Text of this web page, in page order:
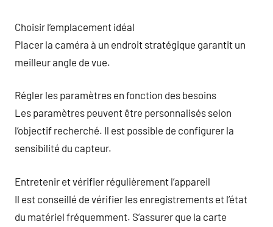
Choisir l’emplacement idéal
Placer la caméra à un endroit stratégique garantit un
meilleur angle de vue.
Régler les paramètres en fonction des besoins
Les paramètres peuvent être personnalisés selon
l’objectif recherché. Il est possible de configurer la
sensibilité du capteur.
Entretenir et vérifier régulièrement l’appareil
Il est conseillé de vérifier les enregistrements et l’état
du matériel fréquemment. S’assurer que la carte